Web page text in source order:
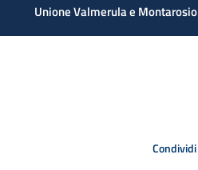
Unione Valmerula e Montarosio
Condividi